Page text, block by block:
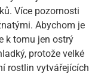
Více pozornosti
Abychom je
k tomu jen ostrý
protože velké
rostlin vytvářejících